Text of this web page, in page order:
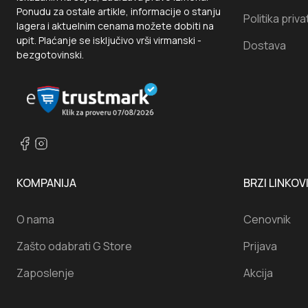
Ponudu za ostale artikle, informacije o stanju
lagera i aktuelnim cenama možete dobiti na
upit. Plaćanje se isključivo vrši virmanski -
bezgotovinski.
Politika
Dostava
KOMPANIJA
O nama
Zašto odabrati G Store
Zaposlenje
BRZI LINKOVI
Cenovnik
Prijava
Akcija